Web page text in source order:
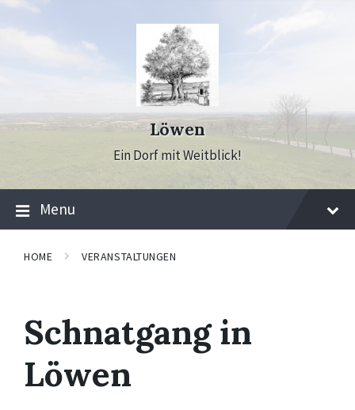
Skip
content
Skip
main
Skip
footer
Löwen
Ein Dorf mit Weitblick!
Menu
HOME VERANSTALTUNGEN
Schnatgang in
Löwen